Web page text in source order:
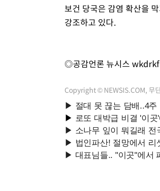
보건 당국은 감염 확산을
강조하고 있다.
◎공감언론 뉴시스
Copyright © NEWSIS.COM, 무